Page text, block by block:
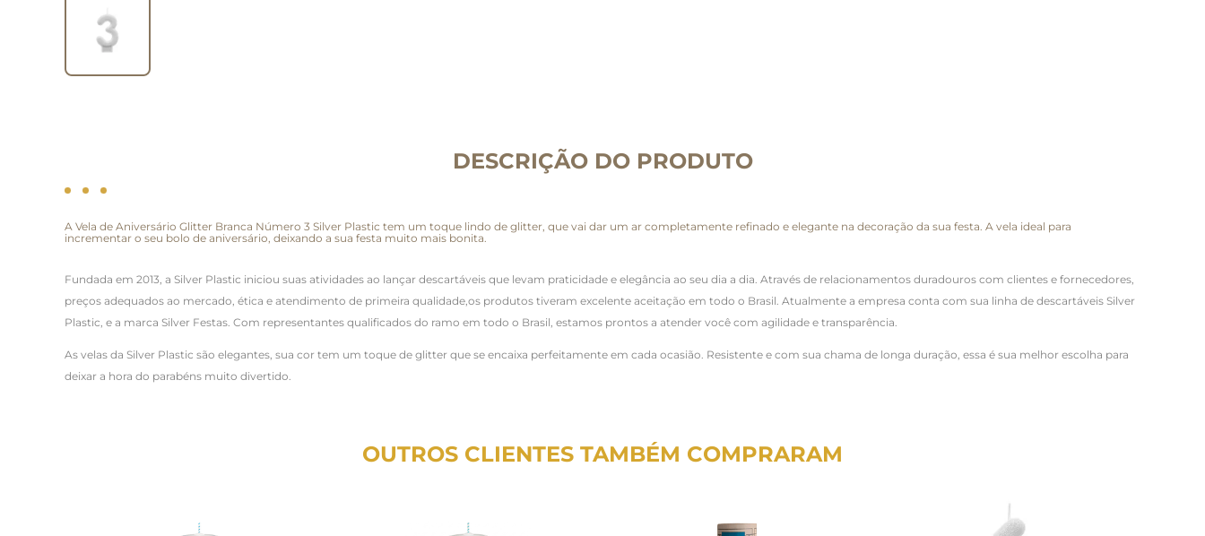
DESCRIÇÃO DO PRODUTO
A Vela de Aniversário Glitter Branca Número 3 Silver Plastic tem um toque lindo de glitter, que vai dar um ar completamente refinado e elegante na decoração da sua festa. A vela ideal para
incrementar o seu bolo de aniversário, deixando a sua festa muito mais bonita.
Fundada em 2013, a Silver Plastic iniciou suas atividades ao lançar descartáveis que levam praticidade e elegância ao seu dia a dia. Através de relacionamentos duradouros com clientes e fornecedores,
preços adequados ao mercado, ética e atendimento de primeira qualidade,os produtos tiveram excelente aceitação em todo o Brasil. Atualmente a empresa conta com sua linha de descartáveis Silver
Plastic, e a marca Silver Festas. Com representantes qualificados do ramo em todo o Brasil, estamos prontos a atender você com agilidade e transparência.
As velas da Silver Plastic são elegantes, sua cor tem um toque de glitter que se encaixa perfeitamente em cada ocasião. Resistente e com sua chama de longa duração, essa é sua melhor escolha para
deixar a hora do parabéns muito divertido.
OUTROS CLIENTES TAMBÉM COMPRARAM